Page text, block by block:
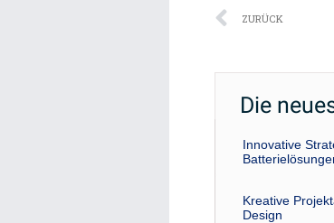
Zurück
ZURÜCK
Die
Innovative
Kreative
Design